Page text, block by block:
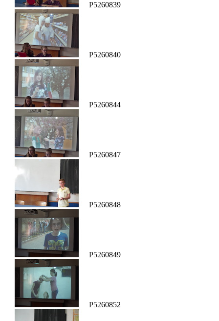
P5260839
P5260840
P5260844
P5260847
P5260848
P5260849
P5260852